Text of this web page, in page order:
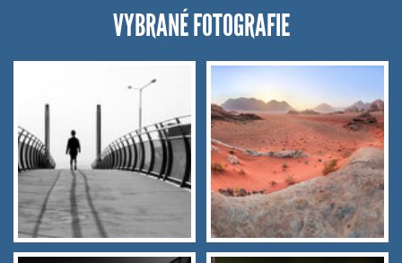
VYBRANÉ FOTOGRAFIE